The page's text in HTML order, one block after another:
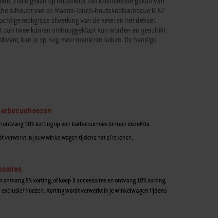
silhouet van de Master-Touch-houtskoolbarbecue Ø 57
rookgrijze afwerking van de ketel en het deksel.
aan twee kanten omhooggeklapt kan worden en geschikt
kan je op nog meer manieren koken. De handige
dekselthermometer laat je de temperatuur
voor perfecte resultaten. Wanneer het tijd is voor de
reinigingssysteem moeiteloos – schuif de hendel heen
asopvangbak af te voeren. Met twee wielen is het
naar het hart van de actie te rollen, precies waar hij
niet alleen eten bereiden, maar ook herinneringen
afwerking
is kras- en roestbestendig
BBQ System-grillware
ontvang 10% korting op een barbecuehoes binnen dezelfde
verwerkt in jouw winkelwagen tijdens het afrekenen.
ontvang 5% korting, of koop 3 accessoires en ontvang 10% korting,
exclusief hoezen. Korting wordt verwerkt in je winkelwagen tijdens